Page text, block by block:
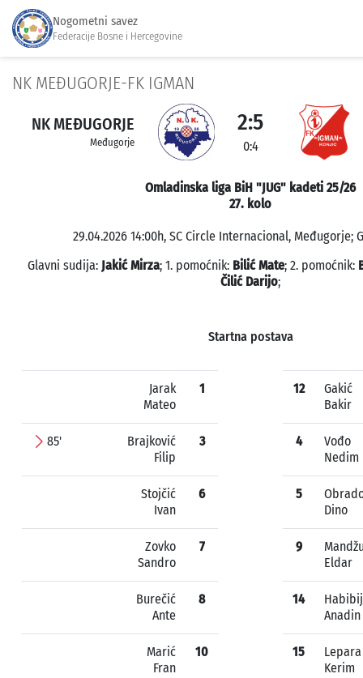
Nogometni savez
Federacije Bosne i Hercegovine
NK MEĐUGORJE-FK IGMAN
NK MEĐUGORJE
Međugorje
2:5
0:4
Omladinska liga BiH "JUG" kadeti 25/26
27. kolo
29.04.2026 14:00h, SC Circle Internacional, Međugorje;
Glavni sudija: Jakić Mirza; 1. pomoćnik: Bilić Mate; 2. pomoćnik:
Čilić Darijo;
Startna postava
Jarak
Mateo
1
85'
Brajković
Filip
3
Stojčić
Ivan
6
Zovko
Sandro
7
Burečić
Ante
8
Marić
Fran
10
12
Gakić
Bakir
4
Vođo
Nedim
5
Dino
9
Eldar
14
Anadin
15
Lepara
Kerim